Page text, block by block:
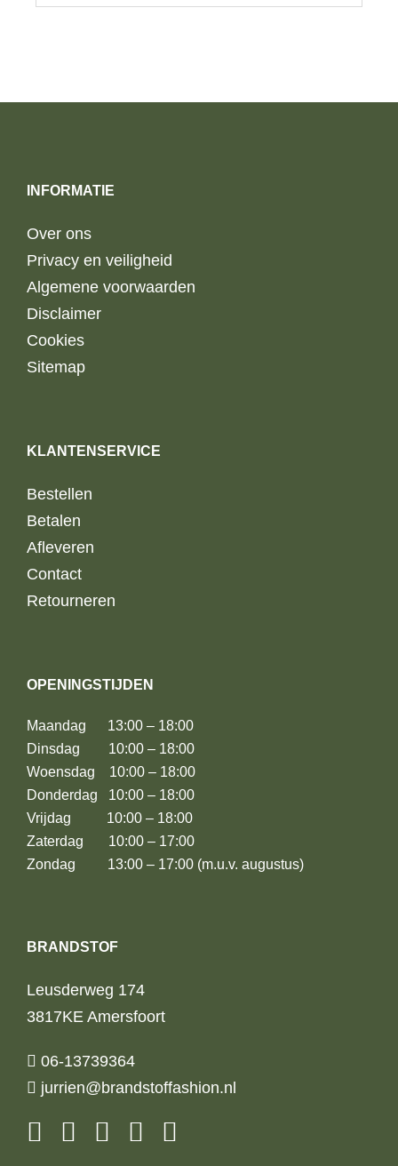
INFORMATIE
Over ons
Privacy en veiligheid
Algemene voorwaarden
Disclaimer
Cookies
Sitemap
KLANTENSERVICE
Bestellen
Betalen
Afleveren
Contact
Retourneren
OPENINGSTIJDEN
Maandag 13:00 – 18:00
Dinsdag 10:00 – 18:00
Woensdag 10:00 – 18:00
Donderdag 10:00 – 18:00
Vrijdag 10:00 – 18:00
Zaterdag 10:00 – 17:00
Zondag 13:00 – 17:00 (m.u.v. augustus)
BRANDSTOF
Leusderweg 174
3817KE Amersfoort
06-13739364
jurrien@brandstoffashion.nl